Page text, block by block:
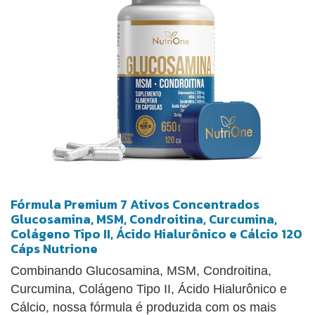
Fórmula Premium 7 Ativos Concentrados
Glucosamina, MSM, Condroitina, Curcumina,
Colágeno Tipo II, Ácido Hialurônico e Cálcio 120
Cáps Nutrione
Combinando Glucosamina, MSM, Condroitina,
Curcumina, Colágeno Tipo II, Ácido Hialurônico e
Cálcio, nossa fórmula é produzida com os mais